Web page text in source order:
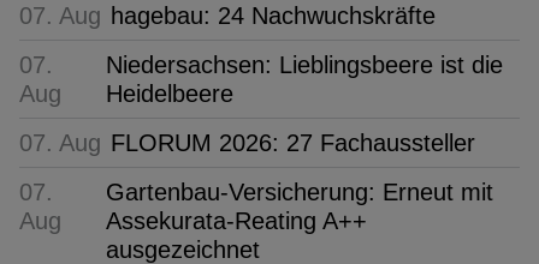
07. Aug hagebau: 24 Nachwuchskräfte
07.
Aug
Niedersachsen: Lieblingsbeere ist die
Heidelbeere
07. Aug FLORUM 2026: 27 Fachaussteller
07.
Aug
Gartenbau-Versicherung: Erneut mit
Assekurata-Reating A++
ausgezeichnet